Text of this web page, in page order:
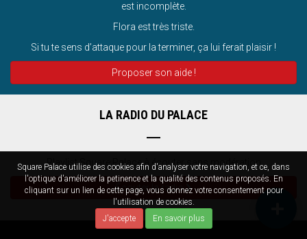
Square Palace utilise des cookies afin d'analyser votre navigation, et ce, dans
l'optique d'améliorer la petinence et la qualité des contenus proposés. En
cliquant sur un lien de cette page, vous donnez votre consentement pour
l'utilisation de cookies.
J'accepte
En savoir plus
est incomplète.
Flora est très triste.
Si tu te sens d’attaque pour la terminer, ça lui ferait plaisir !
Proposer son aide !
LA RADIO DU PALACE
Playlist Square Palace à écouter sans modération
Écouter la radio